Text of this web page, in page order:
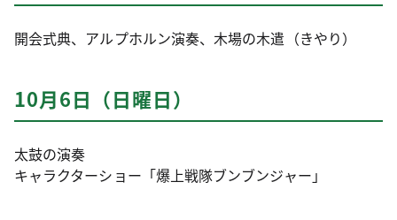
開会式典、アルプホルン演奏、木場の木遣（きやり）
10月6日（日曜日）
太鼓の演奏
キャラクターショー「爆上戦隊ブンブンジャー」